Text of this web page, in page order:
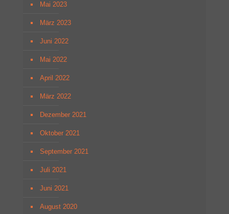
Mai 2023
März 2023
Juni 2022
Mai 2022
April 2022
März 2022
Dezember 2021
Oktober 2021
September 2021
Juli 2021
Juni 2021
August 2020